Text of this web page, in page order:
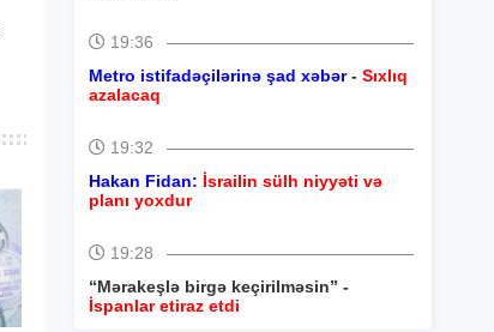
19:36
Metro istifadəçilərinə şad xəbər- Sıxlıq
azalacaq
19:32
Hakan Fidan: İsrailin sülh niyyəti və
planı yoxdur
19:28
“Mərakeşlə birgə keçirilməsin” -
İspanlar etiraz etdi